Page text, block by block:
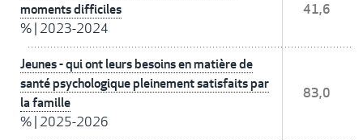
moments difficiles
% 2023-2024
41,6
Jeunes - qui ont leurs besoins en matière de
santé psychologique pleinement satisfaits par
la famille
% 2025-2026
83,0